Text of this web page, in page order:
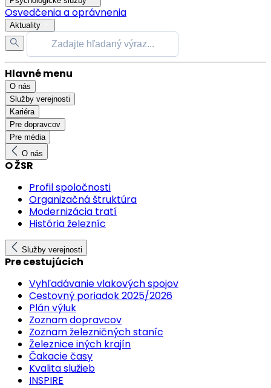
Osvedčenia a oprávnenia
Aktuality
Hlavné menu
O nás
Služby verejnosti
Kariéra
Pre dopravcov
Pre média
O nás
O ŽSR
Profil spoločnosti
Organizačná štruktúra
Modernizácia tratí
História železníc
Služby verejnosti
Pre cestujúcich
Vyhľadávanie vlakových spojov
Cestovný poriadok 2025/2026
Plán výluk
Zoznam dopravcov
Zoznam železničných staníc
Železnice iných krajín
Čakacie časy
Kvalita služieb
INSPIRE